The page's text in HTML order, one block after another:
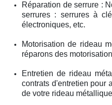
Réparation de serrure :
serrures : serrures à
électroniques, etc.
Motorisation de rideau
réparons des
Entretien de rideau
contrats d'entretien pour
de votre rideau